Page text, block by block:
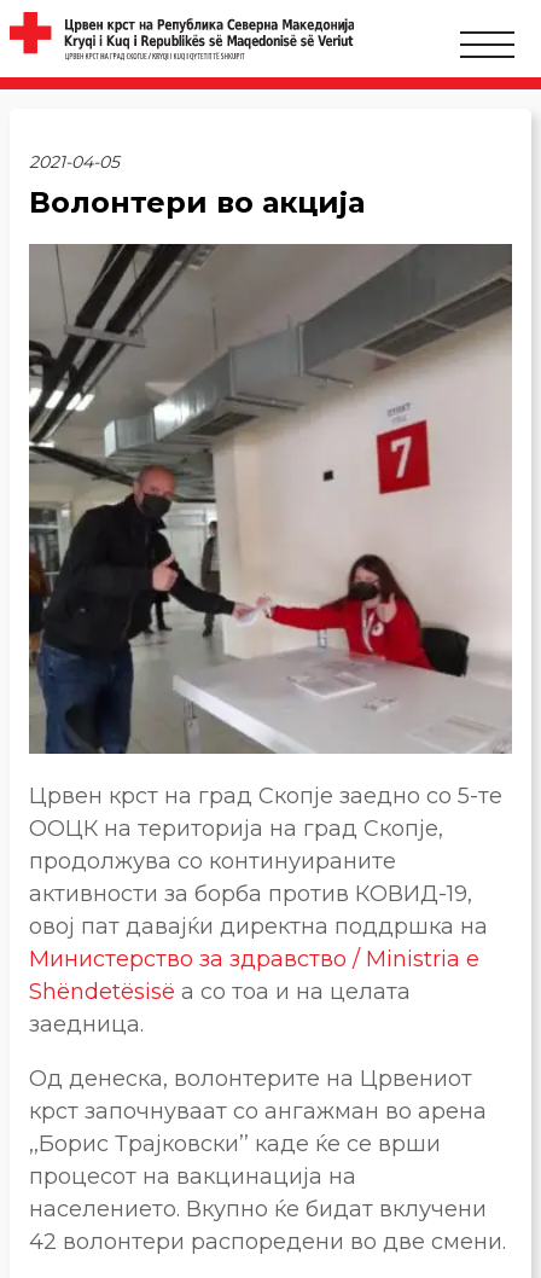
2021-04-05
Волонтери во акција
Црвен крст на град Скопје заедно со 5-те
ООЦК на територија на град Скопје,
продолжува со континуираните
активности за борба против КОВИД-19,
овој пат давајќи директна поддршка на
Министерство за здравство / Ministria e
Shëndetësisë а со тоа и на целата
заедница.
Од денеска, волонтерите на Црвениот
крст започнуваат со ангажман во арена
,,Борис Трајковски’’ каде ќе се врши
процесот на вакцинација на
населението. Вкупно ќе бидат вклучени
42 волонтери распоредени во две смени.